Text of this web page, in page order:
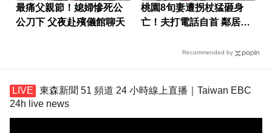
最痛父親節！媳婦慘死公
公刀下 父夜赴殯儀館聊天
桃園8旬妻遭拐杖猛砸身
亡！夫打電話自首 鄰居曝
Recommended by
東森新聞 51 頻道 24 小時線上直播｜Taiwan EBC
24h live news